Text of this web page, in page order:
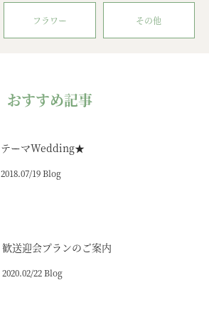
フラワー その他
おすすめ記事
テーマWedding★
2018.07/19 Blog
歓送迎会プランのご案内
2020.02/22 Blog